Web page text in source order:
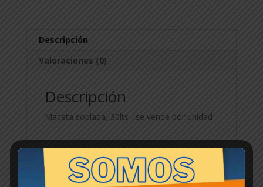
Descripción
Valoraciones (0)
Descripción
Maceta soplada, 30lts , se vende por unidad
Productos relacionados